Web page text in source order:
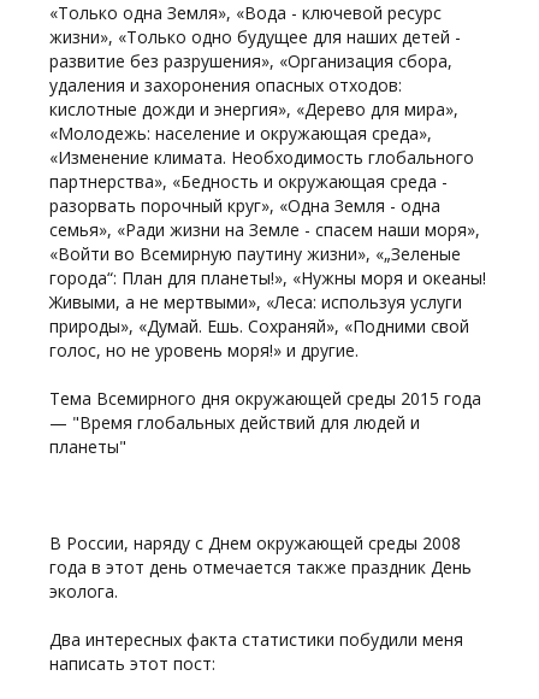
«Только одна Земля», «Вода - ключевой ресурс
жизни», «Только одно будущее для наших детей -
развитие без разрушения», «Организация сбора,
удаления и захоронения опасных отходов:
кислотные дожди и энергия», «Дерево для мира»,
«Молодежь: население и окружающая среда»,
«Изменение климата. Необходимость глобального
партнерства», «Бедность и окружающая среда -
разорвать порочный круг», «Одна Земля - одна
семья», «Ради жизни на Земле - спасем наши моря»,
«Войти во Всемирную паутину жизни», «„Зеленые
города“: План для планеты!», «Нужны моря и океаны!
Живыми, а не мертвыми», «Леса: используя услуги
природы», «Думай. Ешь. Сохраняй», «Подними свой
голос, но не уровень моря!» и другие.
Тема Всемирного дня окружающей среды 2015 года
— "Время глобальных действий для людей и
планеты"
В России, наряду с Днем окружающей среды 2008
года в этот день отмечается также праздник День
эколога.
Два интересных факта статистики побудили меня
написать этот пост: